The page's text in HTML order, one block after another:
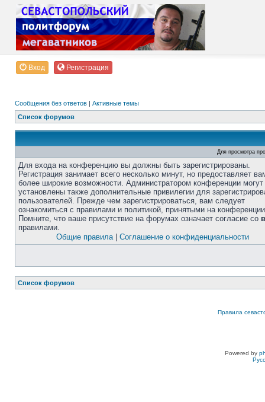
Вход Регистрация
Сообщения без ответов | Активные темы
Список форумов
Для просмотра
Для входа на конференцию вы должны быть зарегистрированы.
Регистрация занимает всего несколько минут, но предоставляет
более широкие возможности. Администратором конференции
установлены также дополнительные привилегии для
пользователей. Прежде чем зарегистрироваться, вам следует
ознакомиться с правилами и политикой, принятыми на
Помните, что ваше присутствие на форумах означает согласие со
правилами.
Общие правила| Соглашение о конфиденциальности
Список форумов
Правила
Powered by